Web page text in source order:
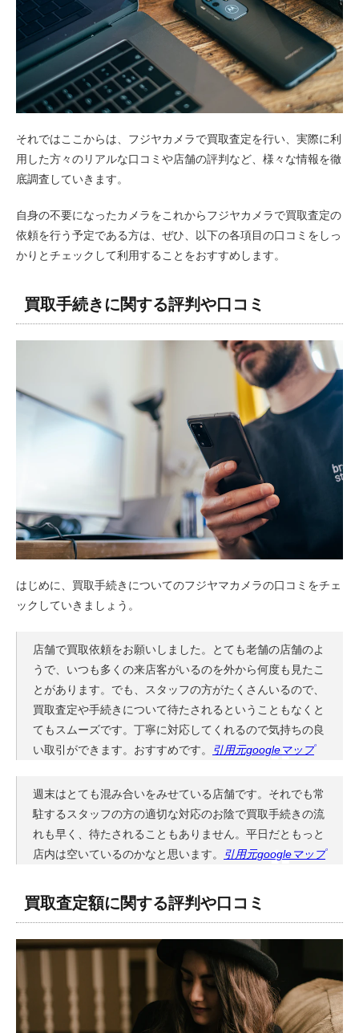
それではここからは、フジヤカメラで買取査定を行い、実際に利
用した方々のリアルな口コミや店舗の評判など、様々な情報を徹
底調査していきます。
自身の不要になったカメラをこれからフジヤカメラで買取査定の
依頼を行う予定である方は、ぜひ、以下の各項目の口コミをしっ
かりとチェックして利用することをおすすめします。
買取手続きに関する評判や口コミ
はじめに、買取手続きについてのフジヤマカメラの口コミをチェ
ックしていきましょう。
店舗で買取依頼をお願いしました。とても老舗の店舗のよ
うで、いつも多くの来店客がいるのを外から何度も見たこ
とがあります。でも、スタッフの方がたくさんいるので、
買取査定や手続きについて待たされるということもなくと
てもスムーズです。丁寧に対応してくれるので気持ちの良
い取引ができます。おすすめです。
引用元googleマップ
週末はとても混み合いをみせている店舗です。それでも常
駐するスタッフの方の適切な対応のお陰で買取手続きの流
れも早く、待たされることもありません。平日だともっと
店内は空いているのかなと思います。
引用元googleマップ
買取査定額に関する評判や口コミ